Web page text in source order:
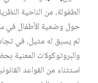
الطفولة، من الناحية
حول وضعية الأطفال في
لم يسبق له مثيل، في
والبروتوكولات المعنية
استثناء من القواعد